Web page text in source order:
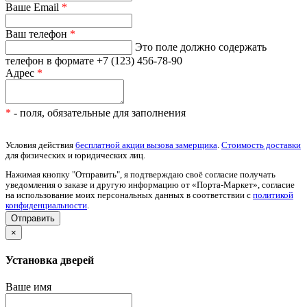
Ваше Email *
Ваш телефон *
Это поле должно содержать
телефон в формате +7 (123) 456-78-90
Адрес *
* - поля, обязательные для заполнения
Условия действия бесплатной акции вызова замерщика Стоимость доставки
для физических и юридических лиц.
Нажимая кнопку "Отправить", я подтверждаю своё согласие получать
уведомления о заказе и другую информацию от «Порта-Маркет», согласие
на использование моих персональных данных в соответствии с политикой
конфиденциальности
×
Установка дверей
Ваше имя